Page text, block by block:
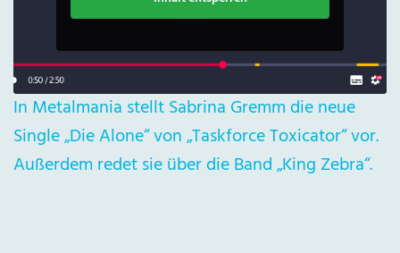
In Metalmania stellt Sabrina Gremm die neue
Single „Die Alone“ von „Taskforce Toxicator“ vor.
Außerdem redet sie über die Band „King Zebra“.